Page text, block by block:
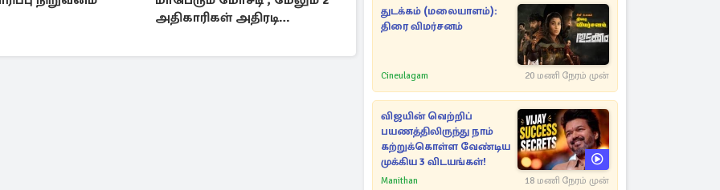
அதிகாரிகள் அதிரடி
துடக்கம் (மலையாளம்):
திரை விமர்சனம்
Cineulagam 20 மணி நேரம் முன்
விஜயின் வெற்றிப்
பயணத்திலிருந்து நாம்
கற்றுக்கொள்ள வேண்டிய
முக்கிய 3 விடயங்கள்!
Manithan 18 மணி நேரம் முன்